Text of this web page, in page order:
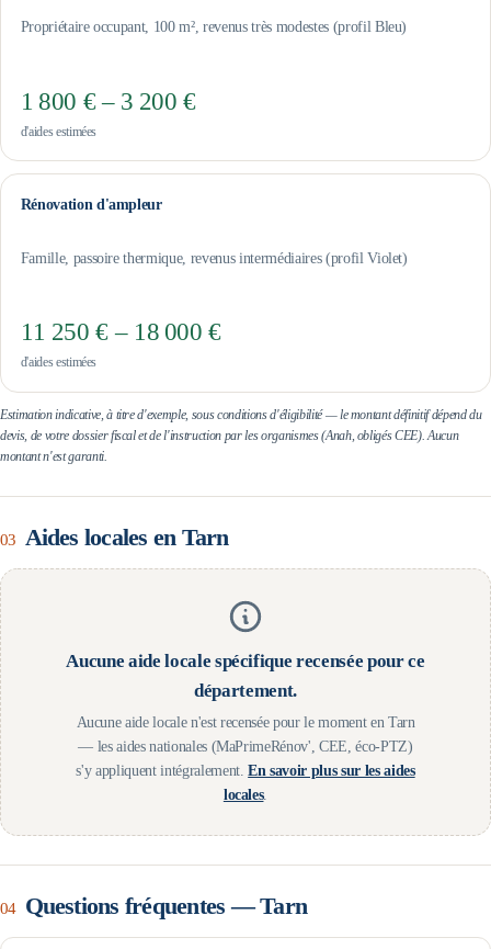
Propriétaire occupant, 100 m², revenus très modestes (profil Bleu)
1 800 € – 3 200 €
d'aides estimées
Rénovation d'ampleur
Famille, passoire thermique, revenus intermédiaires (profil Violet)
11 250 € – 18 000 €
d'aides estimées
Estimation indicative, à titre d'exemple, sous conditions d'éligibilité — le montant définitif dépend du
devis, de votre dossier fiscal et de l'instruction par les organismes (Anah, obligés CEE). Aucun
montant n'est garanti.
03 Aides locales en Tarn
Aucune aide locale spécifique recensée pour ce
département.
Aucune aide locale n'est recensée pour le moment en Tarn
— les aides nationales (MaPrimeRénov', CEE, éco-PTZ)
s'y appliquent intégralement. En savoir plus sur les aides
locales.
04 Questions fréquentes —Tarn